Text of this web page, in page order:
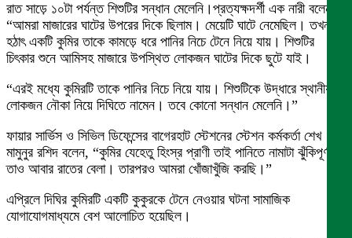
রাত সাড়ে ১০টা পর্যন্ত শিশুটির সন্ধান মেলেনি।প্রত্যক্ষদর্শী এক নারী বলেন,
“আমরা মাজারের ঘাটের উপরের দিকে ছিলাম। মেয়েটি ঘাটে নেমেছিল। তখন
হঠাৎ একটি কুমির তাকে কামড়ে ধরে পানির নিচে টেনে নিয়ে যায়। শিশুটির
চিৎকার শুনে আমিসহ মাজারে উপস্থিত লোকজন ঘাটের দিকে ছুটে যাই।
“এরই মধ্যে কুমিরটি তাকে পানির নিচে নিয়ে যায়। শিশুটিকে উদ্ধারে স্থানীয়
লোকজন নৌকা নিয়ে দিঘিতে নামেন। তবে কোনো সন্ধান মেলেনি।”
ফায়ার সার্ভিস ও সিভিল ডিফেন্সের বাগেরহাট স্টেশনের স্টেশন কর্মকর্তা শেখ
মামুনুর রশিদ বলেন, “কুমির যেহেতু হিংস্র প্রাণী তাই পানিতে নামাটা ঝুঁকিপূর্ণ।
তাও আবার রাতের বেলা। তারপরও আমরা খোঁজাখুঁজি করছি।”
এপ্রিলে দিঘির কুমিরটি একটি কুকুরকে টেনে নেওয়ার ঘটনা সামাজিক
যোগাযোগমাধ্যমে বেশ আলোচিত হয়েছিল।